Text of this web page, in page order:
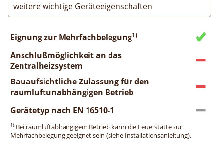
weitere wichtige Geräteeigenschaften
Eignung zur Mehrfachbelegung1)
Anschlußmöglichkeit an das
Zentralheizsystem
Bauaufsichtliche Zulassung für den
raumluftunabhängigen Betrieb
Gerätetyp nach EN 16510-1
1) Bei raumluftabhängigem Betrieb kann die Feuerstätte zur
Mehrfachbelegung geeignet sein (siehe Installationsanleitung).